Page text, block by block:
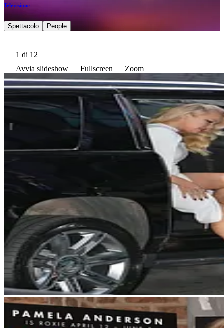
Televisione
Spettacolo People
1 di 12
Avvia slideshow
Fullscreen Zoom